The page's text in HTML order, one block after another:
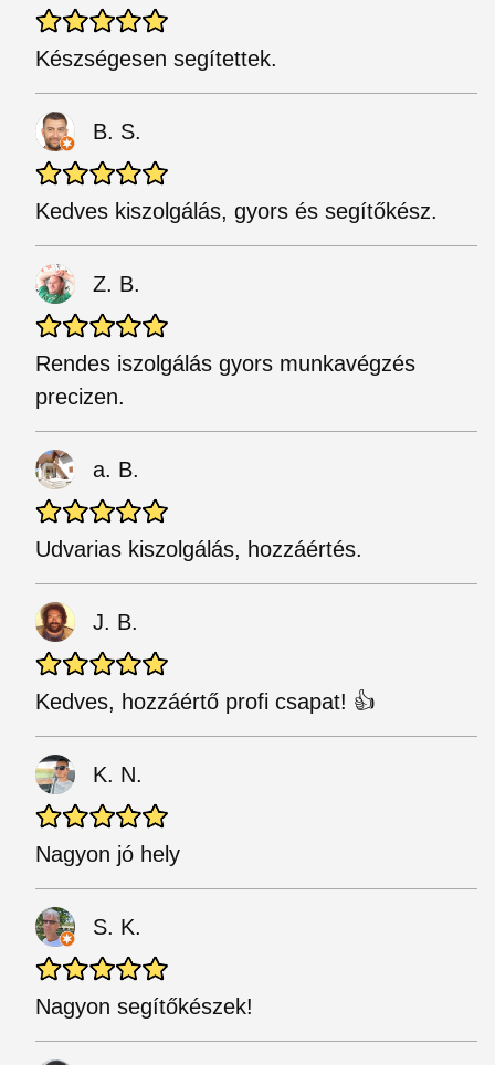
Készségesen segítettek.
B. S.
Kedves kiszolgálás, gyors és segítőkész.
Z. B.
Rendes iszolgálás gyors munkavégzés
precizen.
a. B.
Udvarias kiszolgálás, hozzáértés.
J. B.
Kedves, hozzáértő profi csapat! 👍
K. N.
Nagyon jó hely
S. K.
Nagyon segítőkészek!